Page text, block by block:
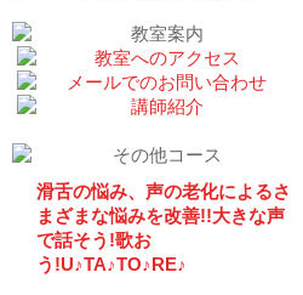
滑舌の悩み、声の老化によるさ
まざまな悩みを改善!!大きな声
で話そう!歌お
う!U♪TA♪TO♪RE♪